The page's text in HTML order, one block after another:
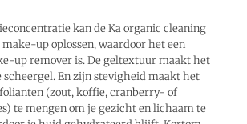
kan de Ka organic cleaning
up oplossen, waardoor het een
up remover is. De geltextuur maakt het
scheergel. En zijn stevigheid maakt het
(zout, koffie, cranberry- of
te mengen om je gezicht en lichaam te